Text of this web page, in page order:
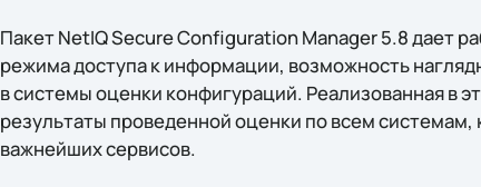
Пакет NetIQ Secure Configuration Manager 5.8 дает
режима доступа к информации, возможность
в системы оценки конфигураций. Реализованная в
результаты проведенной оценки по всем
важнейших сервисов.